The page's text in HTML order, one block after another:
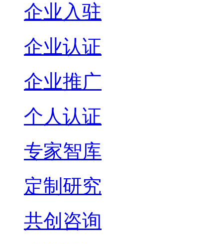
企业入驻
企业认证
企业推广
个人认证
专家智库
定制研究
共创咨询